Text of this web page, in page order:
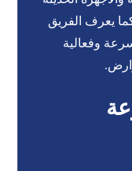
كما يعرف الفريق
وفعالية